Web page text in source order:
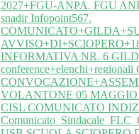
2027+FGU-ANPA. FGU
snadir Infopoint567.
INFORMATIVA NR. 6
conference+elenchi+regionali
VOLANTONE 05 MAGGIO
CISL COMUNICATO